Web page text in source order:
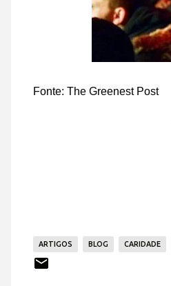
Fonte: The Greenest Post
ARTIGOS BLOG CARIDADE